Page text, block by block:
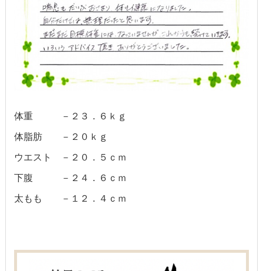
体重 －２３．６ｋｇ
体脂肪 －２０ｋｇ
ウエスト －２０．５ｃｍ
下腹 －２４．６ｃｍ
太もも －１２．４ｃｍ